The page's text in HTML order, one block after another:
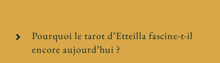
Pourquoi le tarot d’Etteilla fascine-t-il
encore aujourd’hui ?